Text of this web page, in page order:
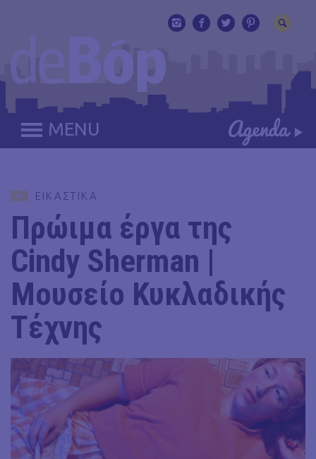
MENU
ΕΙΚΑΣΤΙΚΑ
Πρώιμα έργα της
Cindy Sherman |
Μουσείο Κυκλαδικής
Τέχνης